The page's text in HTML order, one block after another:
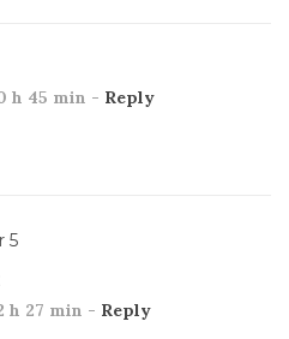
h 45 min - Reply
5
h 27 min - Reply